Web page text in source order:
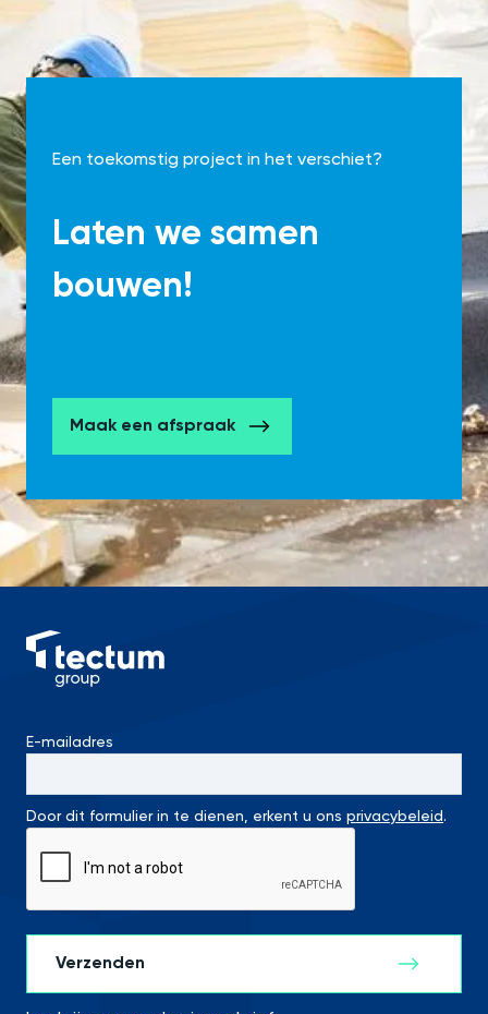
Een toekomstig project in het verschiet?
Laten we samen
bouwen!
Maak een afspraak
E-mailadres
Door dit formulier in te dienen, erkent u ons privacybeleid .